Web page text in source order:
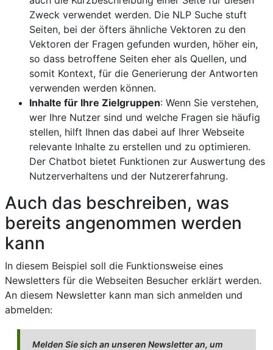
Zweck verwendet werden. Die NLP Suche stuft
Seiten, bei der öfters ähnliche Vektoren zu den
Vektoren der Fragen gefunden wurden, höher ein,
so dass betroffene Seiten eher als Quellen, und
somit Kontext, für die Generierung der Antworten
verwenden werden können.
Inhalte für Ihre Zielgruppen: Wenn Sie verstehen,
wer Ihre Nutzer sind und welche Fragen sie häufig
stellen, hilft Ihnen das dabei auf Ihrer Webseite
relevante Inhalte zu erstellen und zu optimieren.
Der Chatbot bietet Funktionen zur Auswertung des
Nutzerverhaltens und der Nutzererfahrung.
Auch das beschreiben, was
bereits angenommen werden
kann
In diesem Beispiel soll die Funktionsweise eines
Newsletters für die Webseiten Besucher erklärt werden.
An diesem Newsletter kann man sich anmelden und
abmelden:
Melden Sie sich an unseren Newsletter an, um